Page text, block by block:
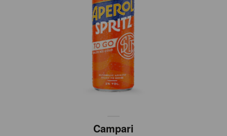
Campari